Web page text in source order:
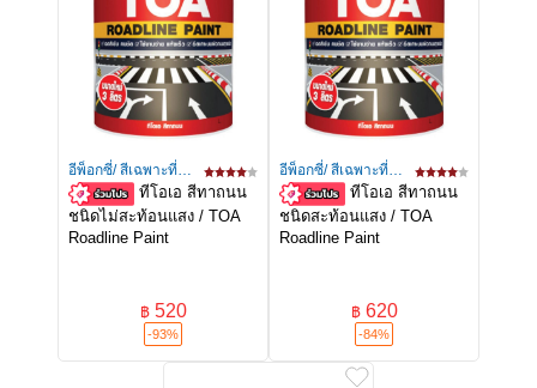
อีพ็อกซี่/ สีเฉพาะที่/สี
ลอฟท์/เท็กเจอร์ทีโอเอ สีทาถนน
ชนิดไม่สะท้อนแสง / TOA
Roadline Paint
฿ 520
-93%
อีพ็อกซี่/ สีเฉพาะที่/สี
ลอฟท์/เท็กเจอร์ทีโอเอ สีทาถนน
ชนิดสะท้อนแสง / TOA
Roadline Paint
฿ 620
-84%